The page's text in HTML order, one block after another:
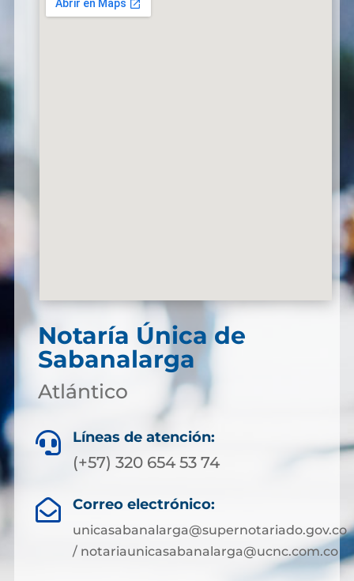
Notaría Única de
Sabanalarga
Atlántico
 Líneas de atención:
(+57) 320 654 53 74
 Correo electrónico:
unicasabanalarga@supernotariado.gov.co
/ notariaunicasabanalarga@ucnc.com.co